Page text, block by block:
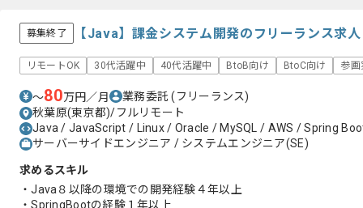
募集終了 【Java】課金システム開発のフリーランス求
リモートOK 30代活躍中 40代活躍中 BtoB向け BtoC向け 参画
〜80万円／月 業務委託(フリーランス)
秋葉原(東京都)/フルリモート
Java / JavaScript / Linux / Oracle / MySQL / AWS / Spring
サーバーサイドエンジニア / システムエンジニア(SE)
求めるスキル
・Java８以降の環境での開発経験４年以上
・SpringBootの経験１年以上